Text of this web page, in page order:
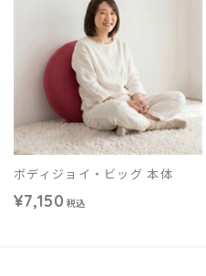
ボディジョイ・ビッグ 本体
¥7,150 税込